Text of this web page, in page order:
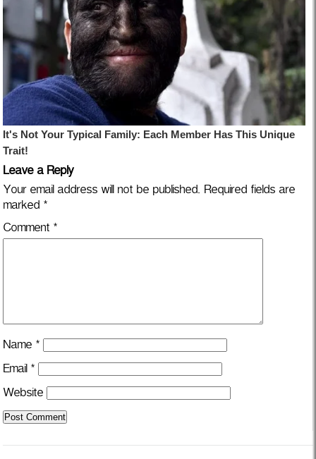
Leave a Reply
Your email address will not be published. Required fields are
marked *
Comment *
Name *
Email *
Website